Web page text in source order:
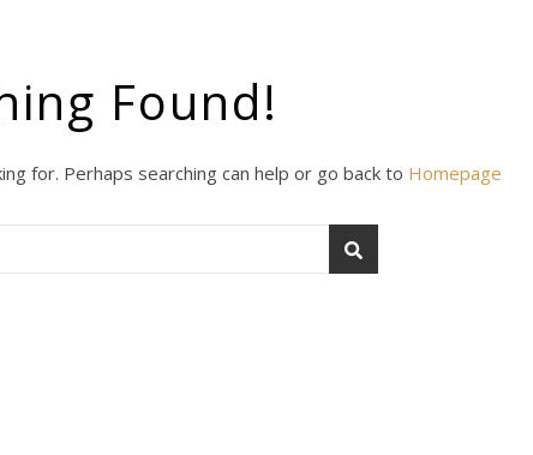
Found!
for. Perhaps searching can help or go back to Homepage